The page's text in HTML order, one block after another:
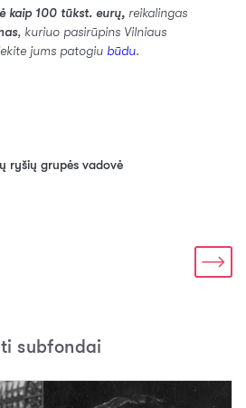
kaip 100 tūkst. eurų, reikalingas
, kuriuo pasirūpins Vilniaus
jums patogiu būdu.
ryšių grupės vadovė
subfondai